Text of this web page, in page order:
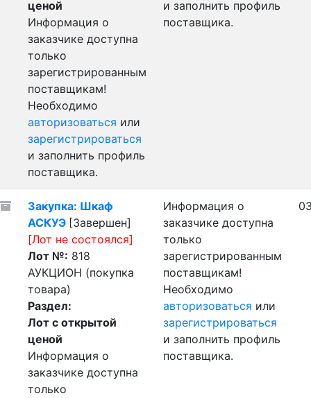
ценой
Информация о
заказчике доступна
только
зарегистрированным
поставщикам!
Необходимо
авторизоваться или
зарегистрироваться
и заполнить профиль
поставщика.
и заполнить профиль
поставщика.
Закупка: Шкаф
АСКУЭ [Завершен]
[Лот не состоялся]
Лот №: 818
АУКЦИОН (покупка
товара)
Раздел:
Лот с открытой
ценой
Информация о
заказчике доступна
только
Информация о
заказчике доступна
только
зарегистрированным
поставщикам!
Необходимо
авторизоваться или
зарегистрироваться
и заполнить профиль
поставщика.